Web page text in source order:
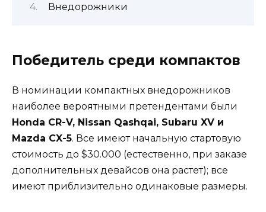
Внедорожники
Победитель среди компактов
В номинации компактных внедорожников
наиболее вероятными претендентами были
Honda CR-V, Nissan Qashqai, Subaru XV и
Mazda CX-5. Все имеют начальную стартовую
стоимость до $30.000 (естественно, при заказе
дополнительных девайсов она растет); все
имеют приблизительно одинаковые размеры.